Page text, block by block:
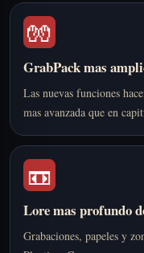
🧤
GrabPack mas
Las nuevas funciones
mas avanzada que en
📼
Lore mas profundo
Grabaciones, papeles y